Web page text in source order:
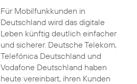
Für Mobilfunkkunden in
Deutschland wird das digitale
Leben künftig deutlich einfacher
und sicherer. Deutsche Telekom,
Telefónica Deutschland und
Vodafone Deutschland haben
heute vereinbart, ihren Kunden